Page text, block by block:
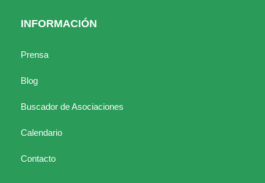
INFORMACIÓN
Prensa
Blog
Buscador de Asociaciones
Calendario
Contacto